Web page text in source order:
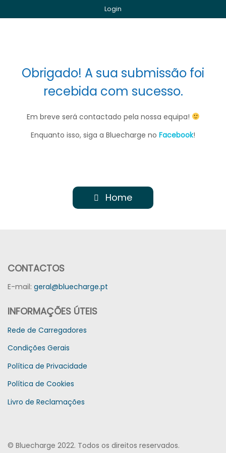
Login
Obrigado! A sua submissão foi
recebida com sucesso.
Em breve será contactado pela nossa equipa!
Enquanto isso, siga a Bluecharge no Facebook!
Home
CONTACTOS
E-mail: geral@bluecharge.pt
INFORMAÇÕES ÚTEIS
Rede de Carregadores
Condições Gerais
Política de Privacidade
Política de Cookies
Livro de Reclamações
© Bluecharge 2022. Todos os direitos reservados.